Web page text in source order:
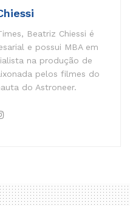
Beatriz Chiessi é
e possui MBA em
na produção de
pelos filmes do
do Astroneer.